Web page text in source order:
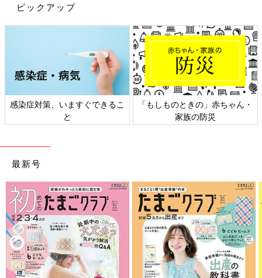
ピックアップ
感染症対策、いますぐできるこ
と
「もしものときの」赤ちゃん・
家族の防災
最新号